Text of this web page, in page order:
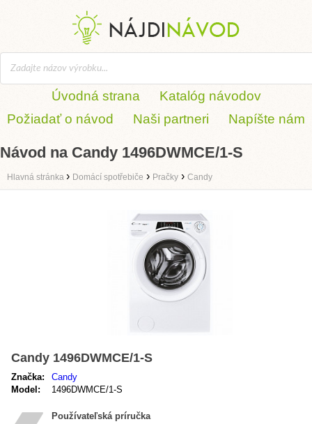
Úvodná strana
Katalóg návodov
Požiadať o návod
Naši partneri Napíšte nám
Návod na Candy 1496DWMCE/1-S
Hlavná stránka › Domácí spotřebiče › Pračky › Candy
Candy 1496DWMCE/1-S
Značka:
Candy
Model:
1496DWMCE/1-S
Používateľská príručka